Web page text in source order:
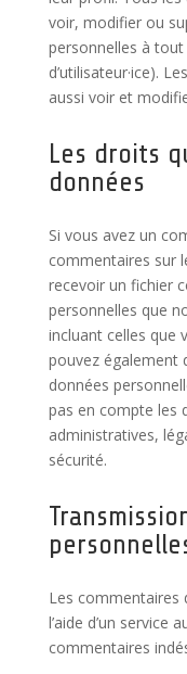
voir, modifier ou
personnelles à
d’utilisateur·ice).
aussi voir et
Les droits
données
Si vous avez un
commentaires sur
recevoir un fichier
personnelles que
incluant celles que
pouvez également
données
pas en compte les
administratives,
sécurité.
Les commentaires
l’aide d’un service
commentaires